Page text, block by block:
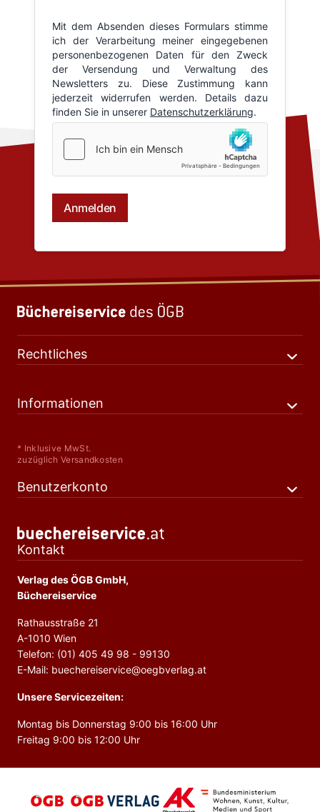
Rechtliches
Informationen
* Inklusive MwSt.
zuzüglich Versandkosten
Benutzerkonto
Kontakt
Verlag des ÖGB GmbH,
Büchereiservice
Rathausstraße 21
A-1010 Wien
Telefon: (01) 405 49 98 - 99130
E-Mail: buechereiservice@oegbverlag.at
Unsere Servicezeiten:
Montag bis Donnerstag 9:00 bis 16:00 Uhr
Freitag 9:00 bis 12:00 Uhr